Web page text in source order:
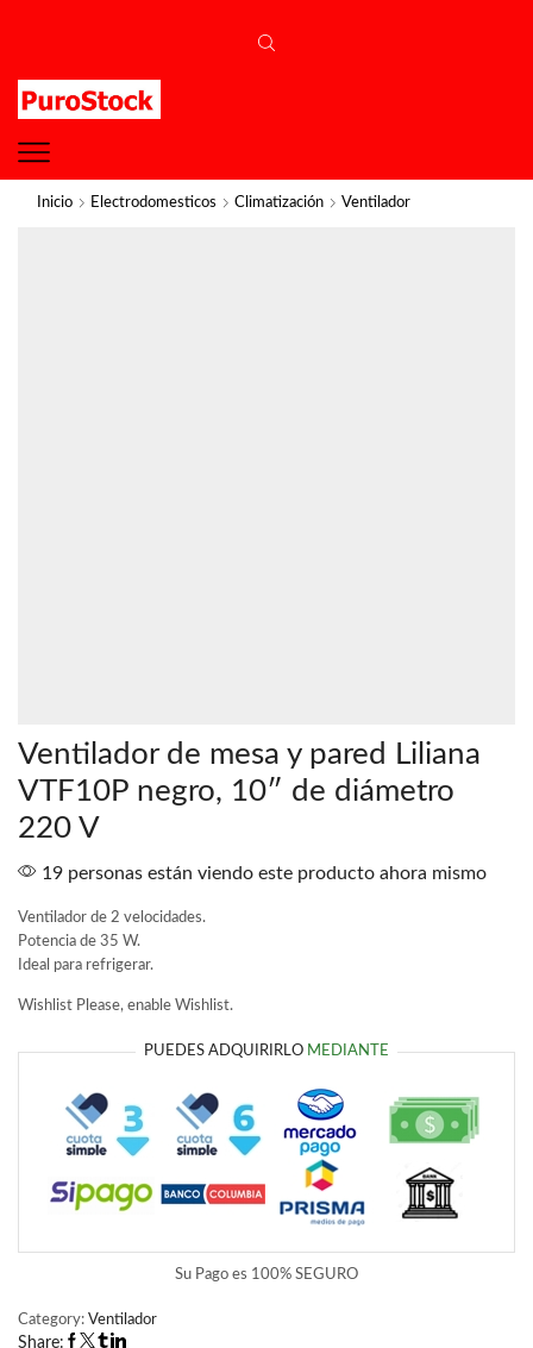
Inicio Electrodomesticos Climatización Ventilador
Ventilador de mesa y pared Liliana
VTF10P negro, 10″ de diámetro
220 V
19 personas están viendo este producto ahora mismo
Ventilador de 2 velocidades.
Potencia de 35 W.
Ideal para refrigerar.
Wishlist Please, enable Wishlist.
PUEDES ADQUIRIRLO MEDIANTE
Su Pago es 100% SEGURO
Category: Ventilador
Share: